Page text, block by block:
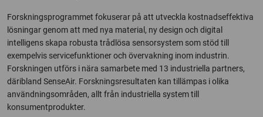
Forskningsprogrammet fokuserar på att utveckla kostnadseffektiva
lösningar genom att med nya material, ny design och digital
intelligens skapa robusta trådlösa sensorsystem som stöd till
exempelvis servicefunktioner och övervakning inom industrin.
Forskningen utförs i nära samarbete med 13 industriella partners,
däribland SenseAir. Forskningsresultaten kan tillämpas i olika
användningsområden, allt från industriella system till
konsumentprodukter.